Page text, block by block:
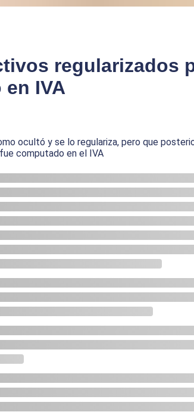
regularizados
IVA
ocultó y se lo regulariza, pero que
computado en el IVA